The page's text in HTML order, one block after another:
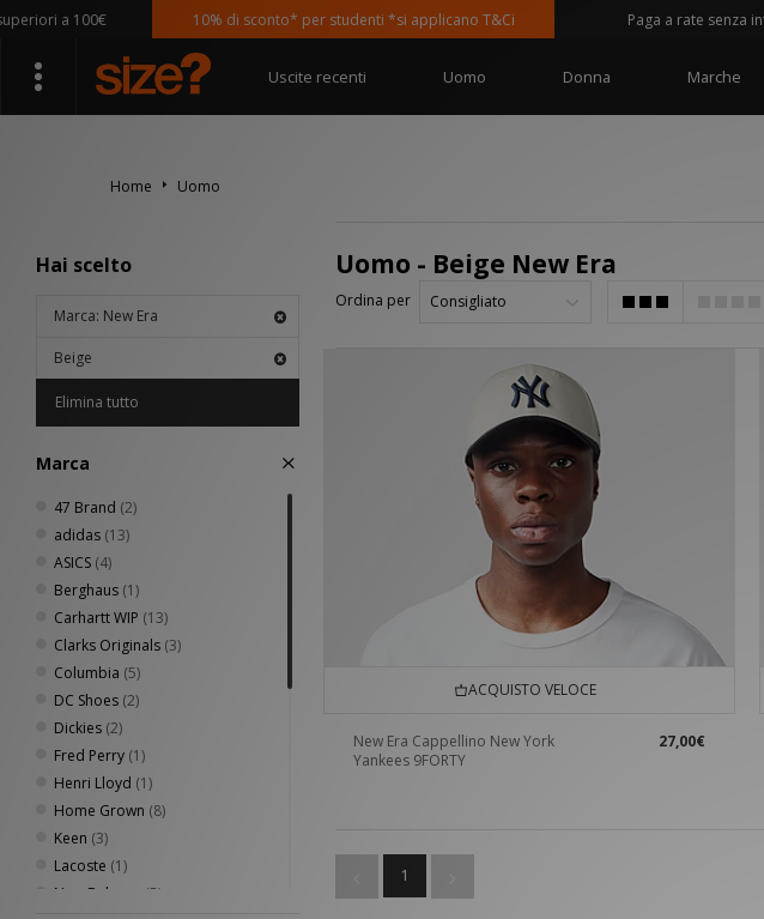
a 100€ 10% di sconto* per studenti *si applicano T&Ci Paga a rate senza
Uscite recenti Uomo Donna Marche
Home Uomo
Hai scelto
Marca: New Era
Beige
Elimina tutto
Marca
47 Brand (2)
adidas (13)
ASICS (4)
Berghaus (1)
Carhartt WIP (13)
Clarks Originals (3)
Columbia (5)
DC Shoes (2)
Dickies (2)
Fred Perry (1)
Henri Lloyd (1)
Home Grown (8)
Keen (3)
Lacoste (1)
New Balance
(5)
Uomo - Beige New Era
Ordina per
ACQUISTO VELOCE
New Era Cappellino New York
Yankees 9FORTY
27,00€
1